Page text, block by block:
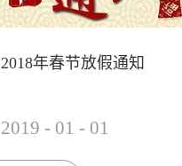
2018年春节放假通知
2019 - 01 - 01